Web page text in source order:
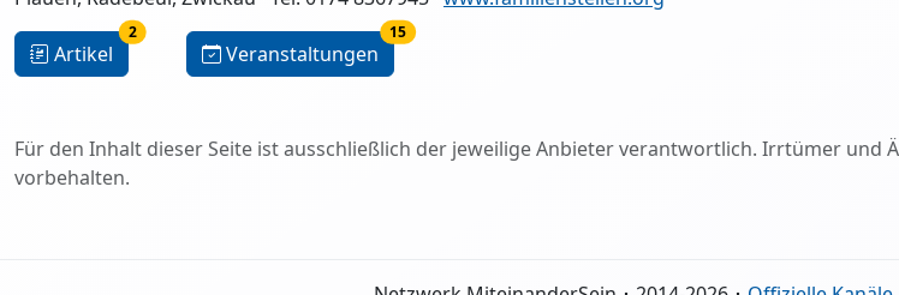
Artikel
2
Veranstaltungen
15
Für den Inhalt dieser Seite ist ausschließlich der jeweilige Anbieter verantwortlich. Irrtümer und
vorbehalten.